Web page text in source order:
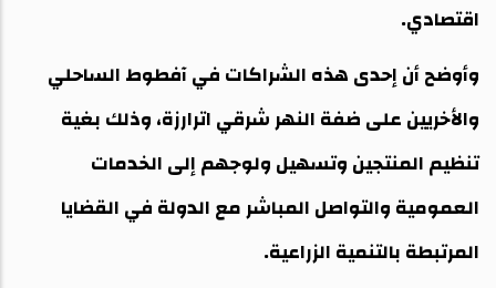
اقتصادي.
‎وأوضح أن إحدى هذه الشراكات في آفطوط الساحلي
والأخريين على ضفة النهر شرقي اترارزة، وذلك بغية
تنظيم المنتجين وتسهيل ولوجهم إلى الخدمات
العمومية والتواصل المباشر مع الدولة في القضايا
المرتبطة بالتنمية الزراعية.